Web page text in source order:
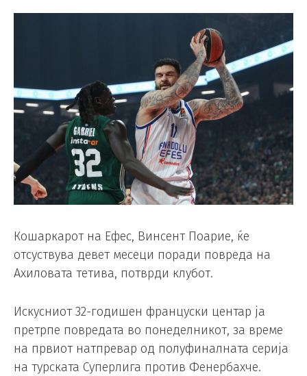
Кошаркарот на Ефес, Винсент Поарие, ќе
отсуствува девет месеци поради повреда на
Ахиловата тетива, потврди клубот.
Искусниот 32-годишен француски центар ја
претрпе повредата во понеделникот, за време
на првиот натпревар од полуфиналната серија
на турската Суперлига против Фенербахче.